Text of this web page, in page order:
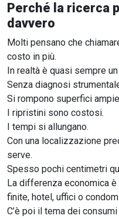
Perché la ricerca
davvero
Molti pensano che
costo in più.
In realtà è quasi sempre
Senza diagnosi
Si rompono superfici
I ripristini sono costosi.
I tempi si allungano.
Con una localizzazione
serve.
Spesso pochi centimetri
La differenza economica
finite, hotel, uffici o
C’è poi il tema dei